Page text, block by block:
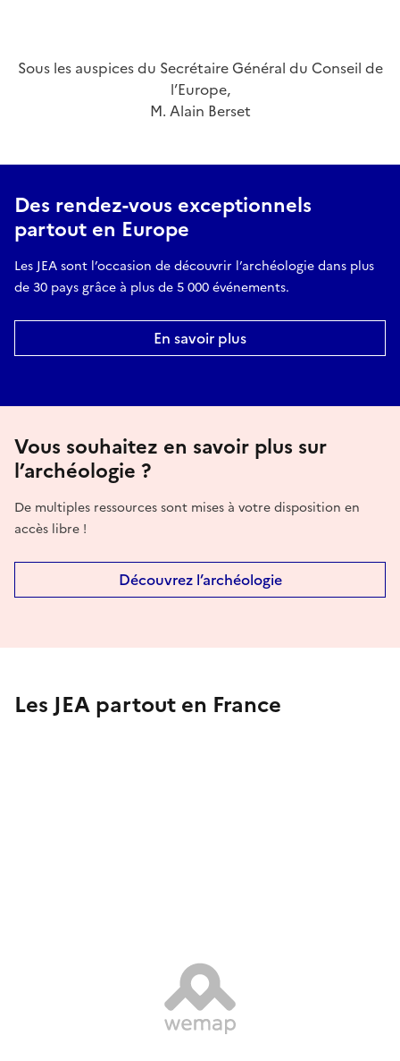
Sous les auspices du Secrétaire Général du Conseil de
l’Europe,
M. Alain Berset
Des rendez-vous exceptionnels
partout en Europe
Les JEA sont l’occasion de découvrir l’archéologie dans plus
de 30 pays grâce à plus de 5 000 événements.
En savoir plus
Vous souhaitez en savoir plus sur
l’archéologie ?
De multiples ressources sont mises à votre disposition en
accès libre !
Découvrez l’archéologie
Les JEA partout en France